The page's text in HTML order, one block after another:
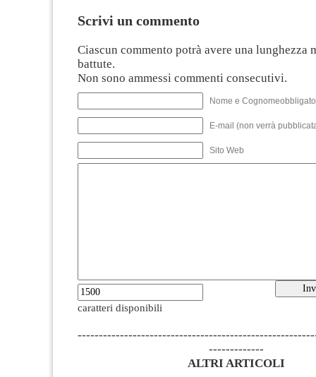
Scrivi un commento
Ciascun commento potrà avere una lunghezza
battute.
Non sono ammessi commenti consecutivi.
Nome e
E-mail (non verrà
Sito Web
caratteri disponibili
-------------
ALTRI ARTICOLI